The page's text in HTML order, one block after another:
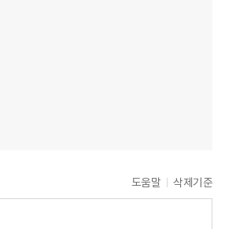
도움말 삭제기준